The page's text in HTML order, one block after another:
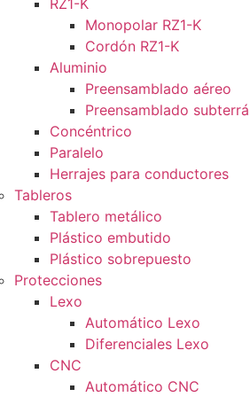
RZ1-K
Monopolar RZ1-K
Cordón RZ1-K
Aluminio
Preensamblado aéreo
Preensamblado
Concéntrico
Paralelo
Herrajes para conductores
Tableros
Tablero metálico
Plástico embutido
Plástico sobrepuesto
Protecciones
Lexo
Automático Lexo
Diferenciales Lexo
CNC
Automático CNC